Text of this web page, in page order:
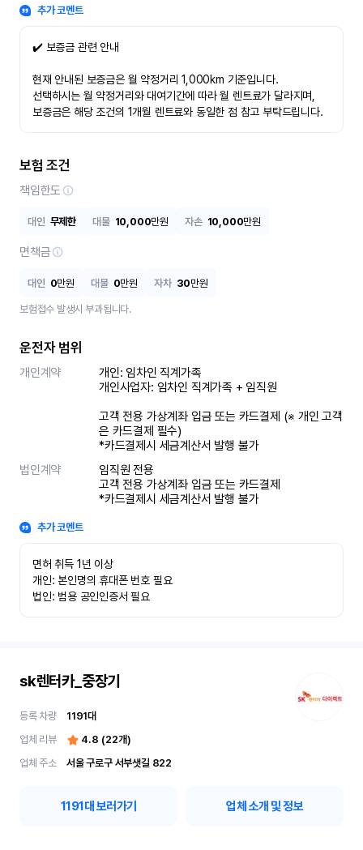
추가 코멘트
✔️ 보증금 관련 안내
현재 안내된 보증금은 월 약정거리 1,000km 기준입니다.
선택하시는 월 약정거리와 대여기간에 따라 월 렌트료가 달라지며,
보증금은 해당 조건의 1개월 렌트료와 동일한 점 참고 부탁드립니다.
보험 조건
책임한도
대인 무제한 대물 10,000만원 자손 10,000만원
면책금
대인 0만원 대물 0만원 자차 30만원
보험접수 발생시 부과됩니다.
운전자 범위
개인계약
개인: 임차인 직계가족
개인사업자: 임차인 직계가족 + 임직원
고객 전용 가상계좌 입금 또는 카드결제 (※ 개인 고객
은 카드결제 필수)
*카드결제시 세금계산서 발행 불가
법인계약
임직원 전용
고객 전용 가상계좌 입금 또는 카드결제
*카드결제시 세금계산서 발행 불가
추가 코멘트
면허 취득 1년 이상
개인: 본인명의 휴대폰 번호 필요
법인: 범용 공인인증서 필요
sk렌터카_중장기
등록 차량 1191대
업체 리뷰
4.8 (22개)
업체 주소
서울 구로구 서부샛길 822
1191대 보러가기 업체 소개 및 정보